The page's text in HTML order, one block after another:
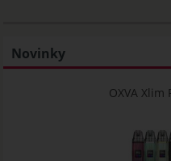
Novinky
OXVA Xlim